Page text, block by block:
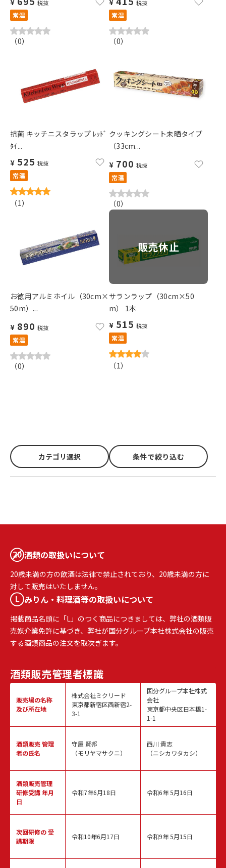
¥ 税抜
常温
（0）
¥ 税抜
常温
（0）
抗菌 キッチニスタラップ ﾚｯﾄﾞ
ﾀｲ...
¥ 525 税抜
常温
（1）
クッキングシート未晒タイプ
（33cm...
¥ 700 税抜
常温
（0）
お徳用アルミホイル（30cm×
50m）...
¥ 890 税抜
常温
（0）
販売休止
サランラップ（30cm×50
m） 1本
¥ 515 税抜
常温
（1）
カテゴリ選択 条件で絞り込む
酒類の取扱いについて
20歳未満の方の飲酒は法律で禁止されており、20歳未満の方に
対して販売はいたしません。
みりん・料理酒等の取扱いについて
掲載商品名頭に「L」のつく商品につきましては、弊社の酒類販
売媒介業免許に基づき、弊社が国分グループ本社株式会社の販売
する酒類商品の注文を取次ぎます。
酒類販売管理者標識
販売場の名称
及び所在地
酒類販売管理
者の氏名
酒類販売管理
研修受講 年月
日
次回研修の受
講期限
株式会社ミクリード
東京都新宿区西新宿2-
3-1
守屋 賢邦
（モリヤマサクニ）
令和7年6月18日
令和10年6月17日
国分グループ本社株式
会社
東京都中央区日本橋1-
1-1
西川 貴志
（ニシカワタカシ）
令和6年 5月16日
令和9年 5月15日